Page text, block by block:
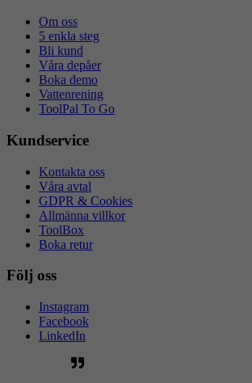
Om oss
5 enkla steg
Bli kund
Våra depåer
Boka demo
Vattenrening
ToolPal To Go
Kundservice
Kontakta oss
Våra avtal
GDPR & Cookies
Allmänna villkor
ToolBox
Boka retur
Följ oss
Instagram
Facebook
LinkedIn